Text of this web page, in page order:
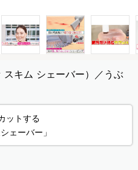
スキム シェーバー）／うぶ
ットする
ェーバー」